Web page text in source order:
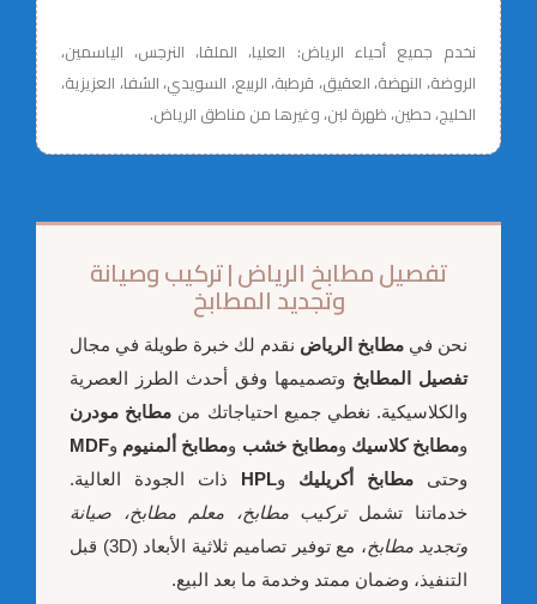
نخدم جميع أحياء الرياض: العليا، الملقا، النرجس، الياسمين،
الروضة، النهضة، العقيق، قرطبة، الربيع، السويدي، الشفا، العزيزية،
الخليج، حطين، ظهرة لبن، وغيرها من مناطق الرياض.
تفصيل مطابخ الرياض | تركيب وصيانة
وتجديد المطابخ
نحن في مطابخ الرياض نقدم لك خبرة طويلة في مجال
تفصيل المطابخ وتصميمها وفق أحدث الطرز العصرية
والكلاسيكية. نغطي جميع احتياجاتك من مطابخ مودرن
ومطابخ كلاسيك ومطابخ خشب ومطابخ ألمنيوم وMDF
وحتى مطابخ أكريليك وHPL ذات الجودة العالية.
خدماتنا تشملتركيب مطابخ، معلم مطابخ، صيانة
وتجديد مطابخ
، مع توفير تصاميم ثلاثية الأبعاد (3D) قبل
التنفيذ، وضمان ممتد وخدمة ما بعد البيع.